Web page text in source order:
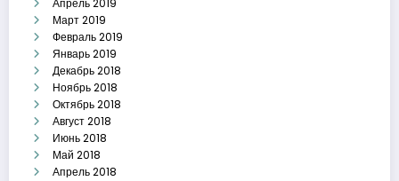
Апрель 2019
Март 2019
Февраль 2019
Январь 2019
Декабрь 2018
Ноябрь 2018
Октябрь 2018
Август 2018
Июнь 2018
Май 2018
Апрель 2018